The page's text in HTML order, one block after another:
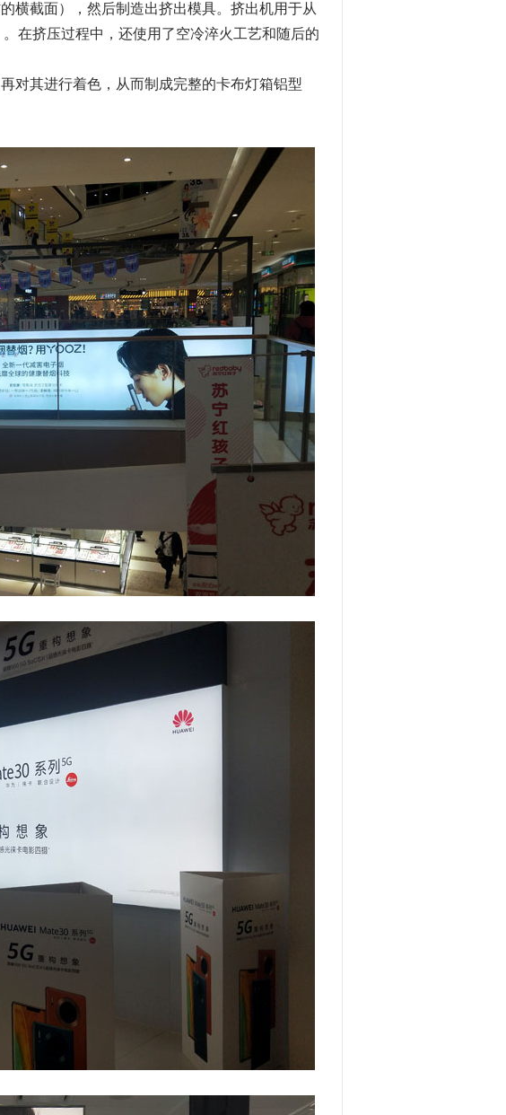
横截面），然后制造出挤出模具。挤出机用于从
在挤压过程中，还使用了空冷淬火工艺和随后的
对其进行着色，从而制成完整的卡布灯箱铝型